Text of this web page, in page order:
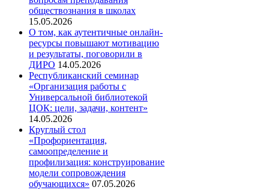
обществознания в школах
15.05.2026
О том, как аутентичные онлайн-
ресурсы повышают мотивацию
и результаты, поговорили в
ДИРО 14.05.2026
Республиканский семинар
«Организация работы с
Универсальной библиотекой
ЦОК: цели, задачи, контент»
14.05.2026
Круглый стол
«Профориентация,
самоопределение и
профилизация: конструирование
модели сопровождения
обучающихся» 07.05.2026